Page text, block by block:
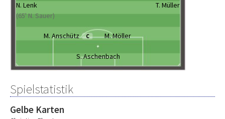
N. Lenk
(65' N. Sauer)
T. Müller
M. Anschütz C M. Möller
S. Aschenbach
Spielstatistik
Gelbe Karten